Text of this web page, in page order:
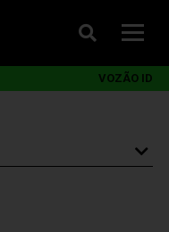
VOZÃO ID